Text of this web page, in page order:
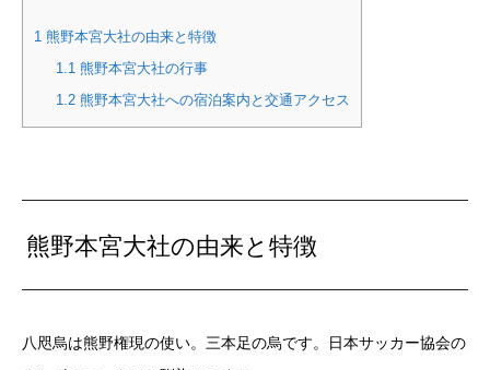
1 熊野本宮大社の由来と特徴
1.1 熊野本宮大社の行事
1.2熊野本宮大社への宿泊案内と交通アクセス
熊野本宮大社の由来と特徴
八咫烏は熊野権現の使い。三本足の烏です。日本サッカー協会の